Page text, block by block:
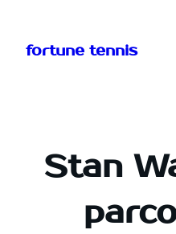
contenu
fortune tennis
Stan